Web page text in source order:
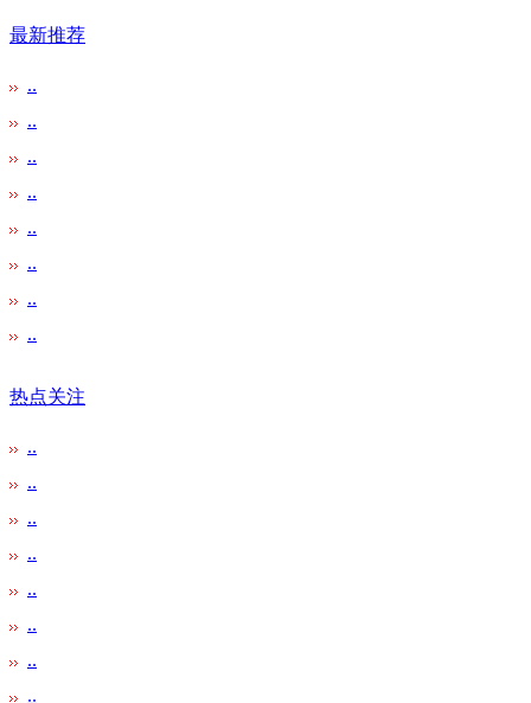
最新推荐
..
..
..
..
..
..
..
..
热点关注
..
..
..
..
..
..
..
..